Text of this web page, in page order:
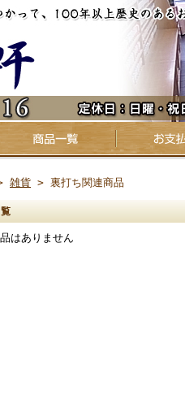
雑貨 > 裏打ち関連商品
はありません